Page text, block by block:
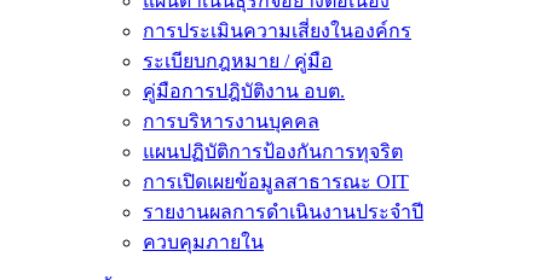
การประเมินความเสี่ยงในองค์กร
ระเบียบกฎหมาย / คู่มือ
คู่มือการปฎิบัติงาน อบต.
การบริหารงานบุคคล
แผนปฏิบัติการป้องกันการทุจริต
การเปิดเผยข้อมูลสาธารณะ OIT
รายงานผลการดำเนินงานประจำปี
ควบคุมภายใน